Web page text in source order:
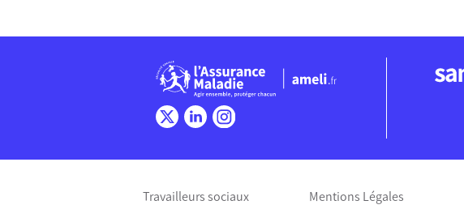
Travailleurs sociaux Mentions Légales